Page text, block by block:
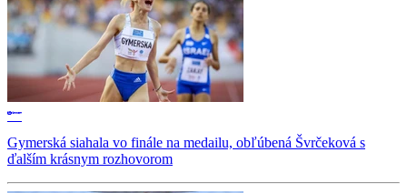
Gymerská siahala vo finále na medailu, obľúbená Švrčeková s
ďalším krásnym rozhovorom